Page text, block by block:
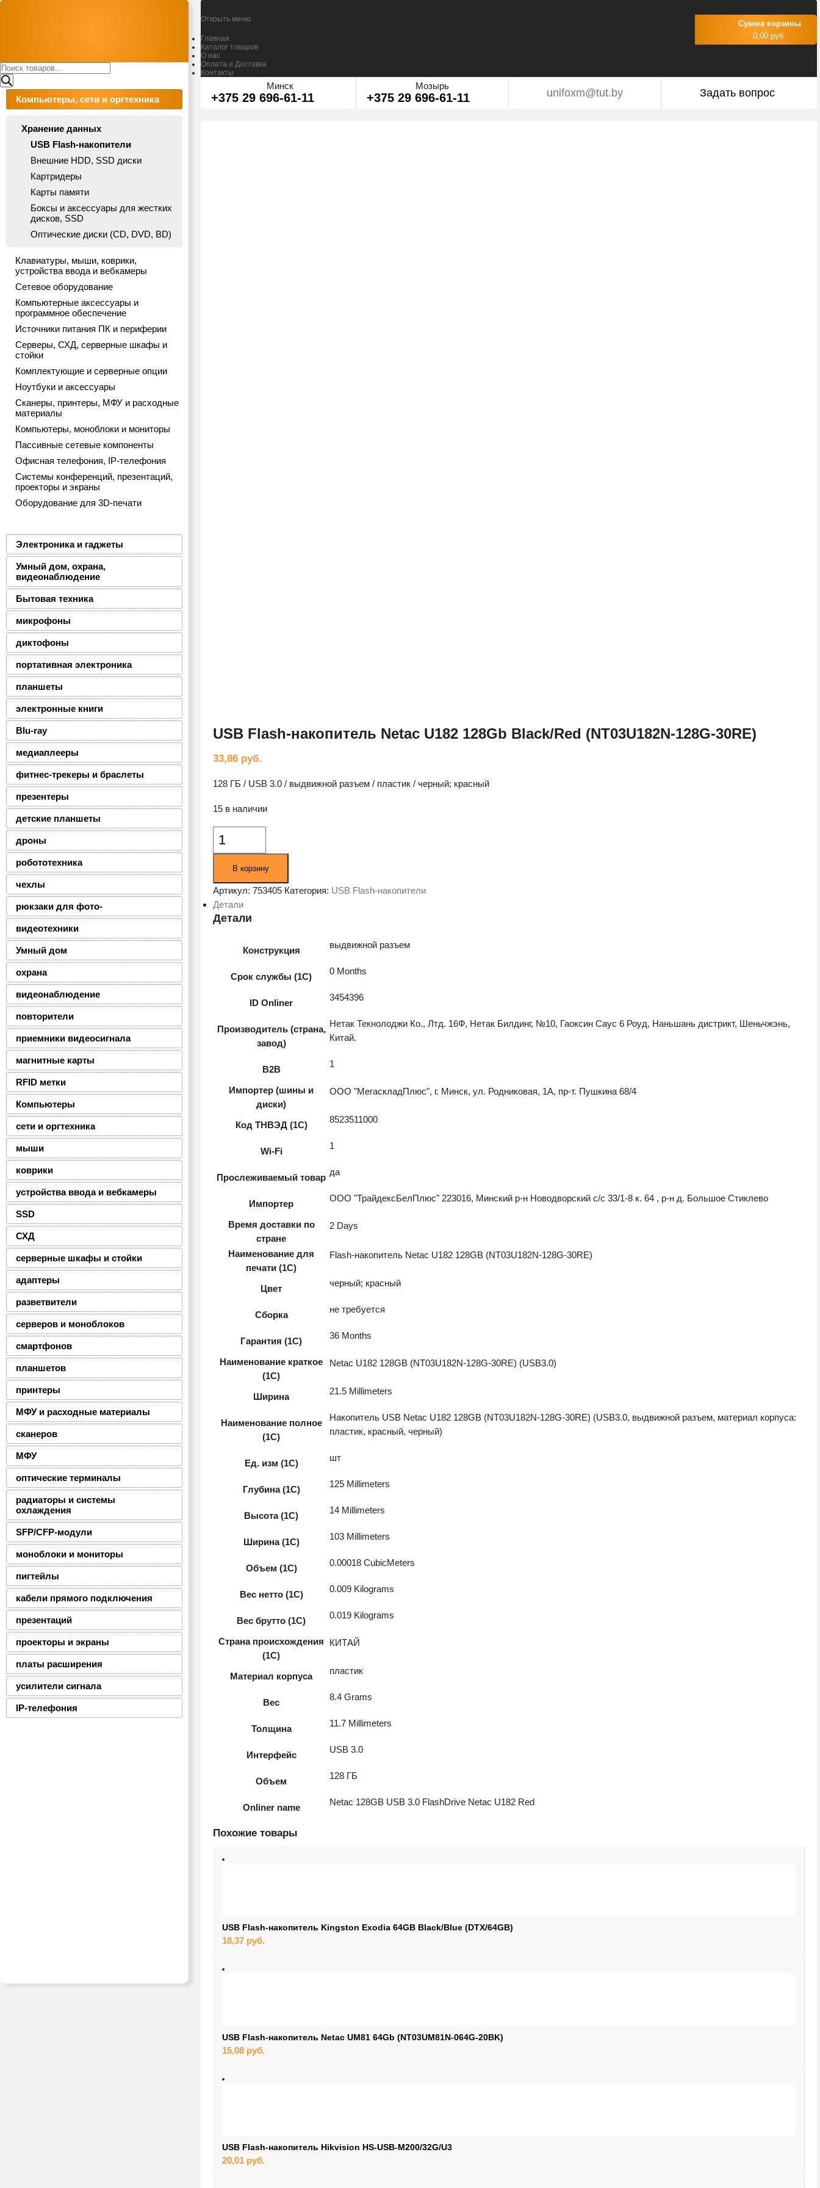
Поиск
товаров
Компьютеры, сети и оргтехника
Хранение данных
USB Flash-накопители
Внешние HDD, SSD диски
Картридеры
Карты памяти
Боксы и аксессуары для жестких
дисков, SSD
Оптические диски (CD, DVD, BD)
Клавиатуры, мыши, коврики,
устройства ввода и вебкамеры
Сетевое оборудование
Компьютерные аксессуары и
программное обеспечение
Источники питания ПК и периферии
Серверы, СХД, серверные шкафы и
стойки
Комплектующие и серверные опции
Ноутбуки и аксессуары
Сканеры, принтеры, МФУ и расходные
материалы
Компьютеры, моноблоки и мониторы
Пассивные сетевые компоненты
Офисная телефония, IP-телефония
Системы конференций, презентаций,
проекторы и экраны
Оборудование для 3D-печати
Электроника и гаджеты
Умный дом, охрана,
видеонаблюдение
Бытовая техника
микрофоны
диктофоны
портативная электроника
планшеты
электронные книги
Blu-ray
медиаплееры
фитнес-трекеры и браслеты
презентеры
детские планшеты
дроны
робототехника
чехлы
рюкзаки для фото-
видеотехники
Умный дом
охрана
видеонаблюдение
повторители
приемники видеосигнала
магнитные карты
RFID метки
Компьютеры
сети и оргтехника
мыши
коврики
устройства ввода и вебкамеры
SSD
СХД
серверные шкафы и стойки
адаптеры
разветвители
серверов и моноблоков
смартфонов
планшетов
принтеры
МФУ и расходные материалы
сканеров
МФУ
оптические терминалы
радиаторы и системы
охлаждения
SFP/CFP-модули
моноблоки и мониторы
пигтейлы
кабели прямого подключения
презентаций
проекторы и экраны
платы расширения
усилители сигнала
IP-телефония
Открыть меню
Главная
Каталог товаров
О нас
Оплата и Доставка
Контакты
Сумма корзины
0,00 руб.
Минск
+375 29 696-61-11
Мозырь
+375 29 696-61-11 unifoxm@tut.by Задать вопрос
USB Flash-накопитель Netac U182 128Gb Black/Red (NT03U182N-128G-30RE)
33,86 руб.
128 ГБ / USB 3.0 / выдвижной разъем / пластик / черный; красный
15 в наличии
Количество
товара
накопитель
Netac
U182
Black/Red
128G-
В корзину
Артикул:753405 Категория: USB Flash-накопители
Детали
Детали
Конструкция
выдвижной разъем
Срок службы (1С)
0 Months
ID Onliner
3454396
Производитель (страна,
завод)
Нетак Текнолоджи Ко., Лтд. 16Ф, Нетак Билдинг, №10, Гаоксин Саус 6 Роуд, Наньшань дистрикт, Шеньчжэнь,
Китай.
B2B
1
Импортер (шины и
диски)
ООО "МегаскладПлюс", г. Минск, ул. Родниковая, 1А, пр-т. Пушкина 68/4
Код ТНВЭД (1С)
8523511000
Wi-Fi
1
Прослеживаемый товар
да
Импортер
ООО "ТрайдексБелПлюс" 223016, Минский р-н Новодворский с/с 33/1-8 к. 64 , р-н д. Большое Стиклево
Время доставки по
стране
2 Days
Наименование для
печати (1С)
Flash-накопитель Netac U182 128GB (NT03U182N-128G-30RE)
Цвет
черный; красный
Сборка
не требуется
Гарантия (1С)
36 Months
Наименование краткое
(1C)
Netac U182 128GB (NT03U182N-128G-30RE) (USB3.0)
Ширина
21.5 Millimeters
Наименование полное
(1С)
Накопитель USB Netac U182 128GB (NT03U182N-128G-30RE) (USB3.0, выдвижной разъем, материал корпуса:
пластик, красный, черный)
Ед. изм (1С)
шт
Глубина (1С)
125 Millimeters
Высота (1С)
14 Millimeters
Ширина (1С)
103 Millimeters
Объем (1С)
0.00018 CubicMeters
Вес нетто (1С)
0.009 Kilograms
Вес брутто (1С)
0.019 Kilograms
Страна происхождения
(1С)
КИТАЙ
Материал корпуса
пластик
Вес
8.4 Grams
Толщина
11.7 Millimeters
Интерфейс
USB 3.0
Объем
128 ГБ
Onliner name
Netac 128GB USB 3.0 FlashDrive Netac U182 Red
Похожие товары
USB Flash-накопитель Kingston Exodia 64GB Black/Blue (DTX/64GB)
18,37 руб.
USB Flash-накопитель Netac UM81 64Gb (NT03UM81N-064G-20BK)
15,08 руб.
USB Flash-накопитель Hikvision HS-USB-M200/32G/U3
20,01 руб.